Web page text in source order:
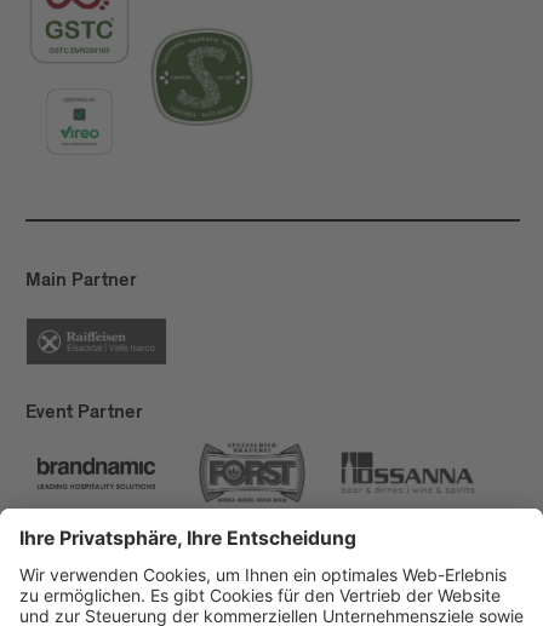
Main Partner
Event Partner